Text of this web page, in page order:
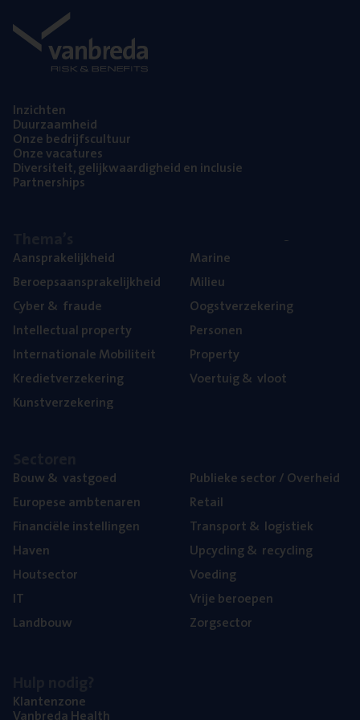
Inzich­ten
Duur­zaam­heid
Onze bedrijfs­cul­tuur
Onze vaca­tu­res
Diver­si­teit, gelijk­waar­dig­heid en inclusie
Part­ner­ships
Aan­spra­ke­lijk­heid
Beroeps­aan­spra­ke­lijk­heid
Cyber& fraude
Intel­lec­tu­al property
Inter­na­ti­o­na­le Mobiliteit
Kre­diet­ver­ze­ke­ring
Kunst­ver­ze­ke­ring
Mari­ne
Mili­eu
Oogst­ver­ze­ke­ring
Per­so­nen
Pro­per­ty
Voer­tuig& vloot
Bouw& vastgoed
Euro­pe­se ambtenaren
Finan­ci­ë­le instellingen
Haven
Hout­sec­tor
IT
Land­bouw
Publie­ke sec­tor / Overheid
Retail
Trans­port& logistiek
Upcy­cling& recycling
Voe­ding
Vrije beroe­pen
Zorg­sec­tor
Klan­ten­zo­ne
Van­b­re­da Health